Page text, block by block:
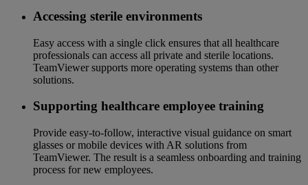
Accessing sterile environments
Easy access with a single click ensures that all healthcare
professionals can access all private and sterile locations.
TeamViewer supports more operating systems than other
solutions.
Supporting healthcare employee training
Provide easy-to-follow, interactive visual guidance on smart
glasses or mobile devices with AR solutions from
TeamViewer. The result is a seamless onboarding and training
process for new employees.